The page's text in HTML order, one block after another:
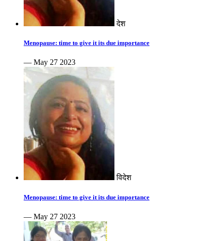
देश
Menopause: time to give it its due importance
— May 27 2023
विदेश
Menopause: time to give it its due importance
— May 27 2023